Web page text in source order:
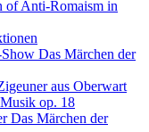
Anti-Romaism in
Das Märchen der
aus Oberwart
op. 18
Das Märchen der